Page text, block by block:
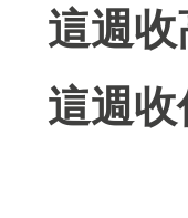
這週
這週